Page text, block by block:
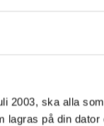
2003, ska alla
på din